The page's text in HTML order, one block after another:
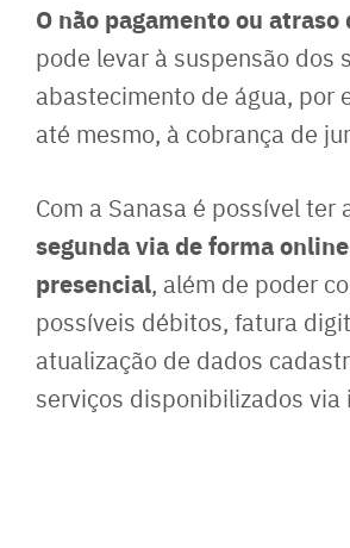
O não pagamento ou
pode levar à suspensão dos
abastecimento de água, por
até mesmo, à cobrança de
Com a Sanasa é possível ter
segunda via de forma
presencial, além de poder
possíveis débitos, fatura
atualização de dados
serviços disponibilizados via